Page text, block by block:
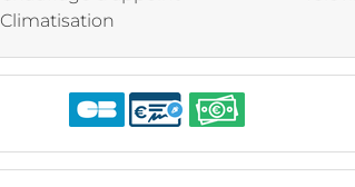
Climatisation